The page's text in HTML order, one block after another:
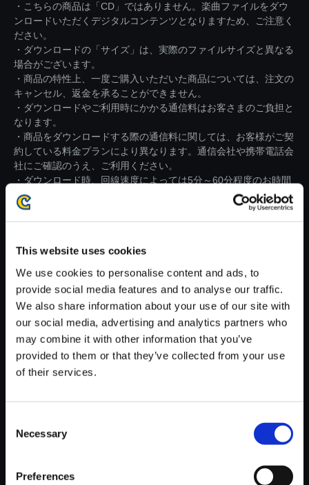
This website uses cookies
We use cookies to personalise content and ads, to
provide social media features and to analyse our traffic.
We also share information about your use of our site with
our social media, advertising and analytics partners who
may combine it with other information that you’ve
provided to them or that they’ve collected from your use
of their services.
Selection
Necessary
Preferences
・こちらの商品は「CD」ではありません。楽曲ファイルをダウ
ンロードいただくデジタルコンテンツとなりますため、ご注意く
ださい。
・ダウンロードの「サイズ」は、実際のファイルサイズと異なる
場合がございます。
・商品の特性上、一度ご購入いただいた商品については、注文の
キャンセル、返金を承ることができません。
・ダウンロードやご利用時にかかる通信料はお客さまのご負担と
なります。
・商品をダウンロードする際の通信料に関しては、お客様がご契
約している料金プランにより異なります。通信会社や携帯電話会
社にご確認のうえ、ご利用ください。
・ダウンロード時、回線速度によっては5分～60分程度のお時間
がかかる場合がございます。
※ご購入いただいたファイルのダウンロードの際には、通信環境
が安定しているWifi環境でお試しください。
【単曲】DEAD RISING Deluxe
Remaster - Ambient & Horror
Paul (Arsonist)